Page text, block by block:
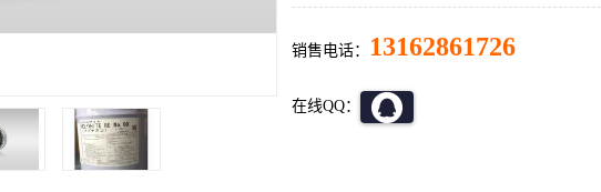
销售电话： 13162861726
在线QQ：